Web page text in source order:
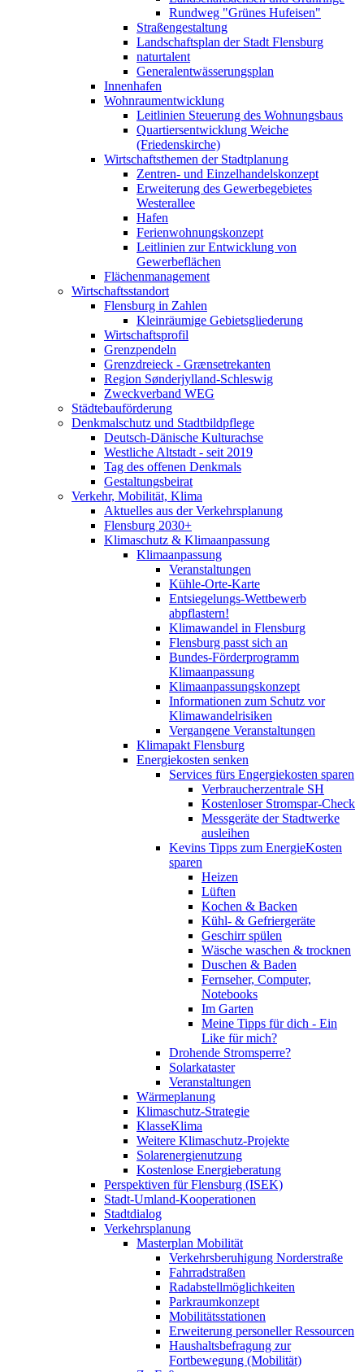
Rundweg "Grünes Hufeisen"
Straßengestaltung
Landschaftsplan der Stadt Flensburg
naturtalent
Generalentwässerungsplan
Innenhafen
Wohnraumentwicklung
Leitlinien Steuerung des Wohnungsbaus
Quartiersentwicklung Weiche
(Friedenskirche)
Wirtschaftsthemen der Stadtplanung
Zentren- und Einzelhandelskonzept
Erweiterung des Gewerbegebietes
Westerallee
Hafen
Ferienwohnungskonzept
Leitlinien zur Entwicklung von
Gewerbeflächen
Flächenmanagement
Wirtschaftsstandort
Flensburg in Zahlen
Kleinräumige Gebietsgliederung
Wirtschaftsprofil
Grenzpendeln
Grenzdreieck - Grænsetrekanten
Region Sønderjylland-Schleswig
Zweckverband WEG
Städtebauförderung
Denkmalschutz und Stadtbildpflege
Deutsch-Dänische Kulturachse
Westliche Altstadt - seit 2019
Tag des offenen Denkmals
Gestaltungsbeirat
Verkehr, Mobilität, Klima
Aktuelles aus der Verkehrsplanung
Flensburg 2030+
Klimaschutz & Klimaanpassung
Klimaanpassung
Veranstaltungen
Kühle-Orte-Karte
Entsiegelungs-Wettbewerb
abpflastern!
Klimawandel in Flensburg
Flensburg passt sich an
Bundes-Förderprogramm
Klimaanpassung
Klimaanpassungskonzept
Informationen zum Schutz vor
Klimawandelrisiken
Vergangene Veranstaltungen
Klimapakt Flensburg
Energiekosten senken
Services fürs Engergiekosten sparen
Verbraucherzentrale SH
Kostenloser Stromspar-Check
Messgeräte der Stadtwerke
ausleihen
Kevins Tipps zum EnergieKosten
sparen
Heizen
Lüften
Kochen & Backen
Kühl- & Gefriergeräte
Geschirr spülen
Wäsche waschen & trocknen
Duschen & Baden
Fernseher, Computer,
Notebooks
Im Garten
Meine Tipps für dich - Ein
Like für mich?
Drohende Stromsperre?
Solarkataster
Veranstaltungen
Wärmeplanung
Klimaschutz-Strategie
KlasseKlima
Weitere Klimaschutz-Projekte
Solarenergienutzung
Kostenlose Energieberatung
Perspektiven für Flensburg (ISEK)
Stadt-Umland-Kooperationen
Stadtdialog
Verkehrsplanung
Masterplan Mobilität
Verkehrsberuhigung Norderstraße
Fahrradstraßen
Radabstellmöglichkeiten
Parkraumkonzept
Mobilitätsstationen
Erweiterung personeller Ressourcen
Haushaltsbefragung zur
Fortbewegung (Mobilität)